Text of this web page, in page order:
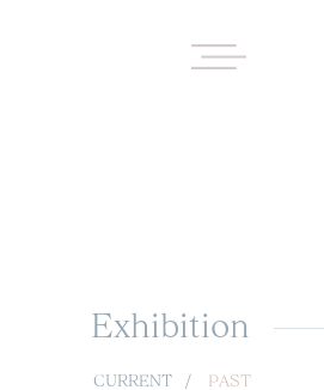
Exhibition
/ PAST
CURRENT